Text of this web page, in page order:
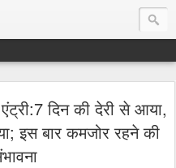
दिन की देरी से आया,
इस बार कमजोर रहने की